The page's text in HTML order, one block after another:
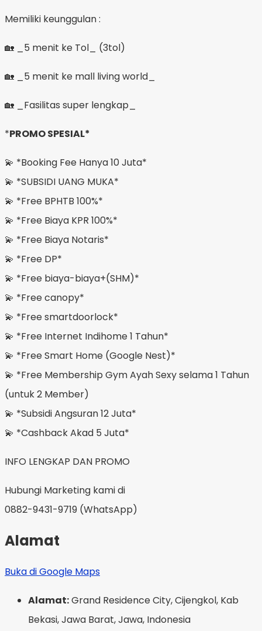
Memiliki keunggulan :
🏡 _5 menit ke Tol_ (3tol)
🏡 _5 menit ke mall living world_
🏡 _Fasilitas super lengkap_
*PROMO SPESIAL*
💫 *Booking Fee Hanya 10 Juta*
💫 *SUBSIDI UANG MUKA*
💫 *Free BPHTB 100%*
💫 *Free Biaya KPR 100%*
💫 *Free Biaya Notaris*
💫 *Free DP*
💫 *Free biaya-biaya+(SHM)*
💫 *Free canopy*
💫 *Free smartdoorlock*
💫 *Free Internet Indihome 1 Tahun*
💫 *Free Smart Home (Google Nest)*
💫 *Free Membership Gym Ayah Sexy selama 1 Tahun
(untuk 2 Member)
💫 *Subsidi Angsuran 12 Juta*
💫 *Cashback Akad 5 Juta*
INFO LENGKAP DAN PROMO
Hubungi Marketing kami di
0882-9431-9719 (WhatsApp)
Alamat
Buka di Google Maps
Alamat:Grand Residence City, Cijengkol, Kab
Bekasi, Jawa Barat, Jawa, Indonesia